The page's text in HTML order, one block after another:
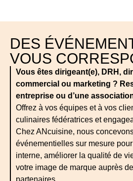
DES
VOUS
Vous êtes dirigeant(e), DRH,
commercial ou marketing ?
entreprise ou d’une
Offrez à vos équipes et à vos
culinaires fédératrices et
Chez ANcuisine, nous
événementielles sur mesure
interne, améliorer la qualité de
votre image de marque auprès
partenaires.